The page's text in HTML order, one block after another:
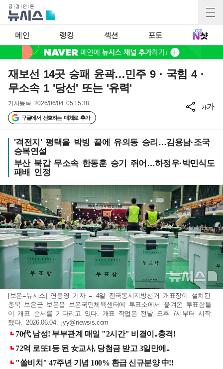
메인 랭킹 섹션 포토
재보선 14곳 승패 윤곽…민주 9 · 국힘 4 ·
무소속 1 '당선' 또는 '유력'
기사등록 2026/06/04 05:15:38
구글에서 선호하는 매체로 추가
가가
'격전지' 평택을 박빙 끝에 유의동 승리…김용남·조국
승복연설
부산 북갑 무소속 한동훈 승기 쥐어…하정우·박민식도
패배 인정
[보은=뉴시스] 연종영 기자 = 4일 전국동시지방선거 개표장이 설치된
충북 보은군 보은읍 보은국민체육센터에 투표소에서 옮겨온 투표함들
이 개표 순서를 기다리고 있다. 개표 작업은 전날 오후 7시부터 시작
됐다. 2026.06.04. jyy@newsis.com